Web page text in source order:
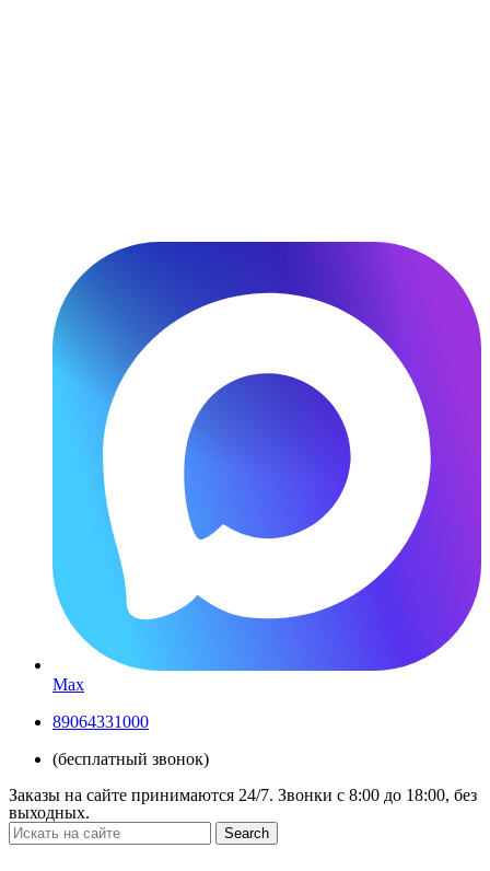
Max
89064331000
(бесплатный звонок)
Заказы на сайте принимаются 24/7. Звонки c 8:00 до 18:00, без
выходных.
Search